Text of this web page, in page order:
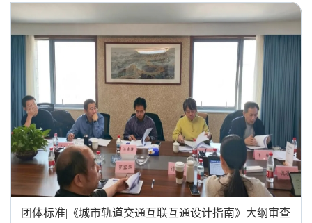
团体标准|《城市轨道交通互联互通设计指南》大纲审查